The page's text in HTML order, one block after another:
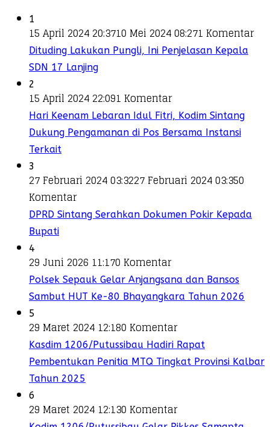
1
15 April 2024 20:3710 Mei 2024 08:271 Komentar
Dituding Lakukan Pungli, Ini Penjelasan Kepala
SDN 17 Lanjing
2
15 April 2024 22:091 Komentar
Hari Keenam Lebaran Idul Fitri, Kodim Sintang
Dukung Pengamanan di Pos Bersama Instansi
Terkait
3
27 Februari 2024 03:3227 Februari 2024 03:350
Komentar
DPRD Sintang Serahkan Dokumen Pokir Kepada
Bupati
4
29 Juni 2026 11:170 Komentar
Polsek Sepauk Gelar Anjangsana dan Bansos
Sambut HUT Ke-80 Bhayangkara Tahun 2026
5
29 Maret 2024 12:180 Komentar
Kasdim 1206/Putussibau Hadiri Rapat
Pembentukan Penitia MTQ Tingkat Provinsi Kalbar
Tahun 2025
6
29 Maret 2024 12:130 Komentar